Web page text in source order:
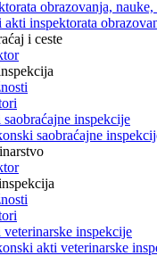
obrazovanja,
akti inspektorata
i ceste
inspekcije
saobraćajne
veterinarske inspekcije
akti veterinarske